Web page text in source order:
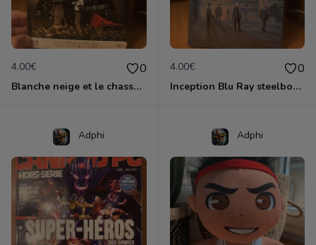
4.00€ 0
Blanche neige et le chasseur Blu Ray version longue
4.00€ 0
Inception Blu Ray steelbook Ultimate Edition
Adphi Adphi